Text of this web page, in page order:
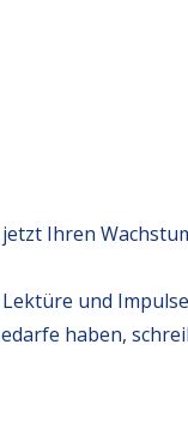
Ihren
und
haben,